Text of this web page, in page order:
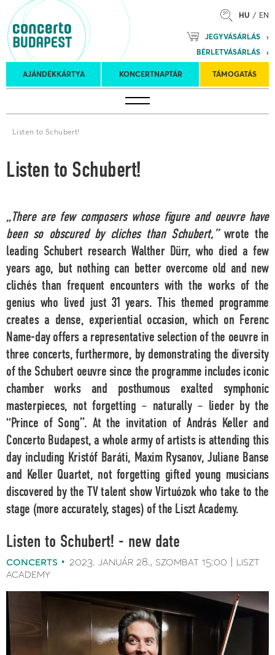
HU EN
JEGYVÁSÁRLÁS
BÉRLETVÁSÁRLÁS
AJÁNDÉKKÁRTYA KONCERTNAPTÁR TÁMOGATÁS
Koncertnaptár
turnék
Kulturális
Program
Felkéréses
koncertek
Listen to Schubert!
Listen to Schubert!
„There are few composers whose figure and oeuvre have
been so obscured by cliches than Schubert,”wrote the
leading Schubert research Walther Dürr, who died a few
years ago, but nothing can better overcome old and new
clichés than frequent encounters with the works of the
genius who lived just 31 years. This themed programme
creates a dense, experiential occasion, which on Ferenc
Name-day offers a representative selection of the oeuvre in
three concerts, furthermore, by demonstrating the diversity
of the Schubert oeuvre since the programme includes iconic
chamber works and posthumous exalted symphonic
masterpieces, not forgetting – naturally – lieder by the
“Prince of Song”. At the invitation of András Keller and
Concerto Budapest, a whole army of artists is attending this
day including Kristóf Baráti, Maxim Rysanov, Juliane Banse
and Keller Quartet, not forgetting gifted young musicians
discovered by the TV talent show Virtuózok who take to the
stage (more accurately, stages) of the Liszt Academy.
Listen to Schubert! - new date
concerts 2023. január 28. szombat 15:00
liszt
academy